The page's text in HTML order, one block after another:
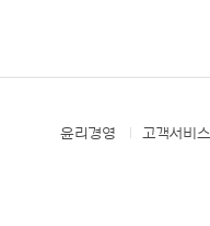
윤리경영 고객서비스